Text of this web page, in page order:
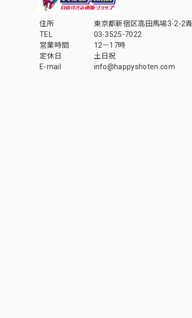
住所
東京都新宿区高田馬場3-2-2
TEL
03-3525-7022
営業時間
12－17時
定休日
土日祝
E-mail
info@happyshoten.com